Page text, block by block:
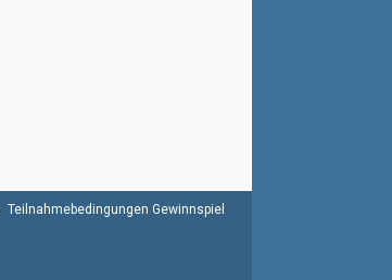
Teilnahmebedingungen Gewinnspiel